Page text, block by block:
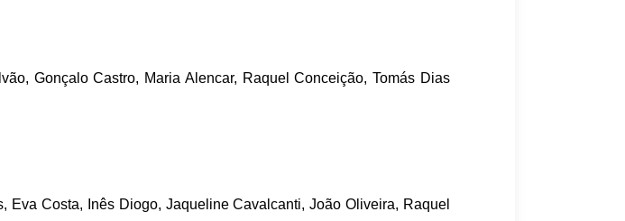
Gonçalo Castro, Maria Alencar, Raquel Conceição, Tomás Dias
Costa, Inês Diogo, Jaqueline Cavalcanti, João Oliveira, Raquel